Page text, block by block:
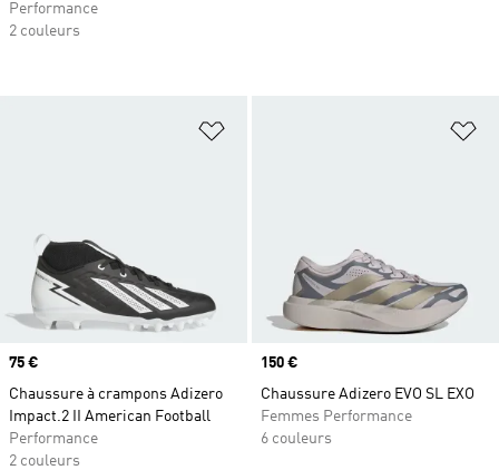
Ajouter à la Liste de produits
Prix
75 €
Chaussure à crampons Adizero
Impact.2 II American Football
Performance
2 couleurs
Prix
150 €
Chaussure Adizero EVO SL EXO
Femmes Performance
6 couleurs
Performance
2 couleurs